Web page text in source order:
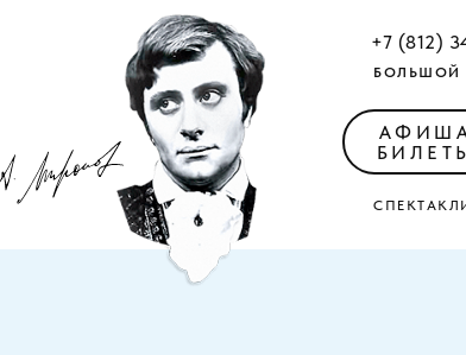
+7 (812)
БОЛЬШОЙ